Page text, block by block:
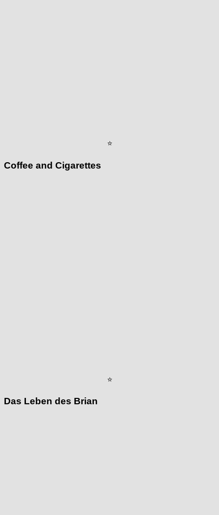
⭐
Coffee and Cigarettes
⭐
Das Leben des Brian